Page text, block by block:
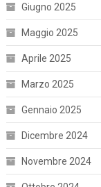
Giugno 2025
Maggio 2025
Aprile 2025
Marzo 2025
Gennaio 2025
Dicembre 2024
Novembre 2024